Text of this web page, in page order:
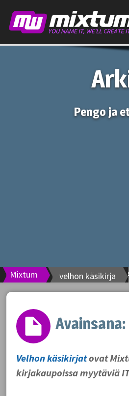
Pengo ja
Mixtum velhon käsikirja
Velhon käsikirjatovat
kirjakaupoissa myytäviä